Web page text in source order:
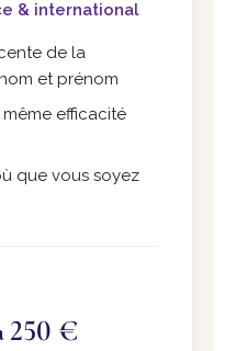
& international
de la
et prénom
efficacité
que vous soyez
250 €